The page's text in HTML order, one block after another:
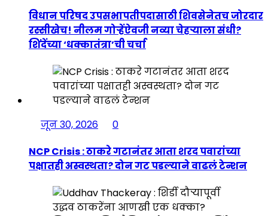
विधान परिषद उपसभापतीपदासाठी शिवसेनेतच जोरदार
रस्सीखेच! नीलम गोऱ्हेंऐवजी नव्या चेहऱ्याला संधी?
शिंदेंच्या ‘धक्कातंत्रा’ची चर्चा
जून 30, 2026
0
NCP Crisis : ठाकरे गटानंतर आता शरद पवारांच्या
पक्षातही अस्वस्थता? दोन गट पडल्याने वाढलं टेन्शन